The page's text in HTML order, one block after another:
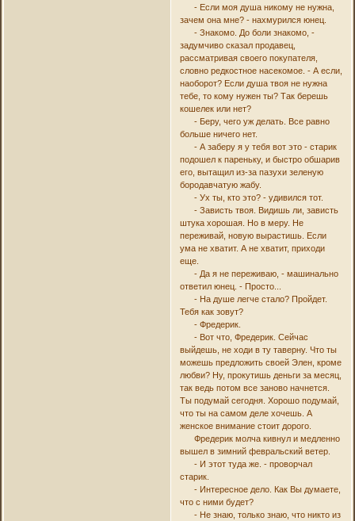
- Если моя душа никому не нужна,
зачем она мне? - нахмурился юнец.
- Знакомо. До боли знакомо, -
задумчиво сказал продавец,
рассматривая своего покупателя,
словно редкостное насекомое. - А если,
наоборот? Если душа твоя не нужна
тебе, то кому нужен ты? Так берешь
кошелек или нет?
- Беру, чего уж делать. Все равно
больше ничего нет.
- А заберу я у тебя вот это - старик
подошел к пареньку, и быстро обшарив
его, вытащил из-за пазухи зеленую
бородавчатую жабу.
- Ух ты, кто это? - удивился тот.
- Зависть твоя. Видишь ли, зависть
штука хорошая. Но в меру. Не
переживай, новую вырастишь. Если
ума не хватит. А не хватит, приходи
еще.
- Да я не переживаю, - машинально
ответил юнец. - Просто...
- На душе легче стало? Пройдет.
Тебя как зовут?
- Фредерик.
- Вот что, Фредерик. Сейчас
выйдешь, не ходи в ту таверну. Что ты
можешь предложить своей Элен, кроме
любви? Ну, прокутишь деньги за месяц,
так ведь потом все заново начнется.
Ты подумай сегодня. Хорошо подумай,
что ты на самом деле хочешь. А
женское внимание стоит дорого.
Фредерик молча кивнул и медленно
вышел в зимний февральский ветер.
- И этот туда же. - проворчал
старик.
- Интересное дело. Как Вы думаете,
что с ними будет?
- Не знаю, только знаю, что никто из